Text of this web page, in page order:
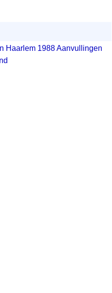
Haarlem 1988 Aanvullingen